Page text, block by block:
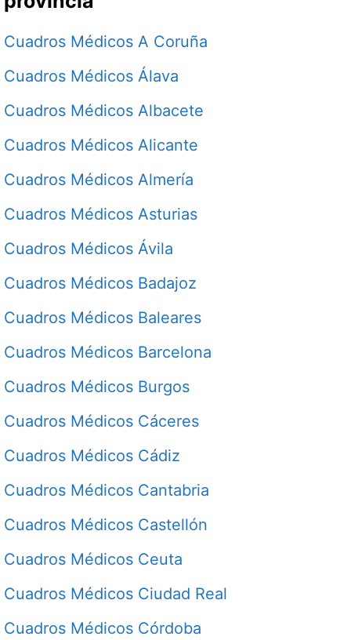
Cuadros Médicos A Coruña
Cuadros Médicos Álava
Cuadros Médicos Albacete
Cuadros Médicos Alicante
Cuadros Médicos Almería
Cuadros Médicos Asturias
Cuadros Médicos Ávila
Cuadros Médicos Badajoz
Cuadros Médicos Baleares
Cuadros Médicos Barcelona
Cuadros Médicos Burgos
Cuadros Médicos Cáceres
Cuadros Médicos Cádiz
Cuadros Médicos Cantabria
Cuadros Médicos Castellón
Cuadros Médicos Ceuta
Cuadros Médicos Ciudad Real
Cuadros Médicos Córdoba